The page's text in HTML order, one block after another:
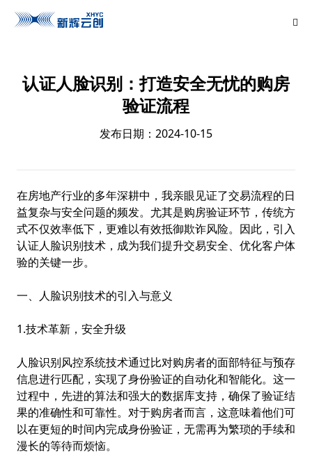
认证人脸识别：打造安全无忧的购房
验证流程
发布日期：2024-10-15
在房地产行业的多年深耕中，我亲眼见证了交易流程的日
益复杂与安全问题的频发。尤其是购房验证环节，传统方
式不仅效率低下，更难以有效抵御欺诈风险。因此，引入
认证人脸识别技术，成为我们提升交易安全、优化客户体
验的关键一步。
一、人脸识别技术的引入与意义
1.技术革新，安全升级
人脸识别风控系统技术通过比对购房者的面部特征与预存
信息进行匹配，实现了身份验证的自动化和智能化。这一
过程中，先进的算法和强大的数据库支持，确保了验证结
果的准确性和可靠性。对于购房者而言，这意味着他们可
以在更短的时间内完成身份验证，无需再为繁琐的手续和
漫长的等待而烦恼。